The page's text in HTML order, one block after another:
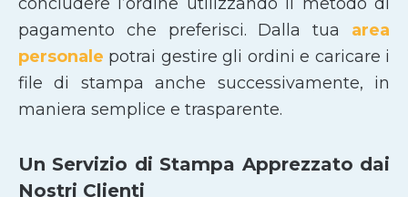
pagamento che preferisci. Dalla tua area
personale potrai gestire gli ordini e caricare i
file di stampa anche successivamente, in
maniera semplice e trasparente.
Un Servizio di Stampa Apprezzato dai
Nostri Clienti